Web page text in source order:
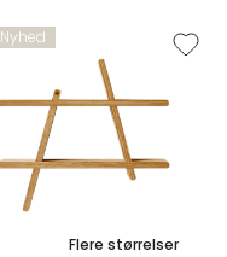
Nyhed
Flere størrelser